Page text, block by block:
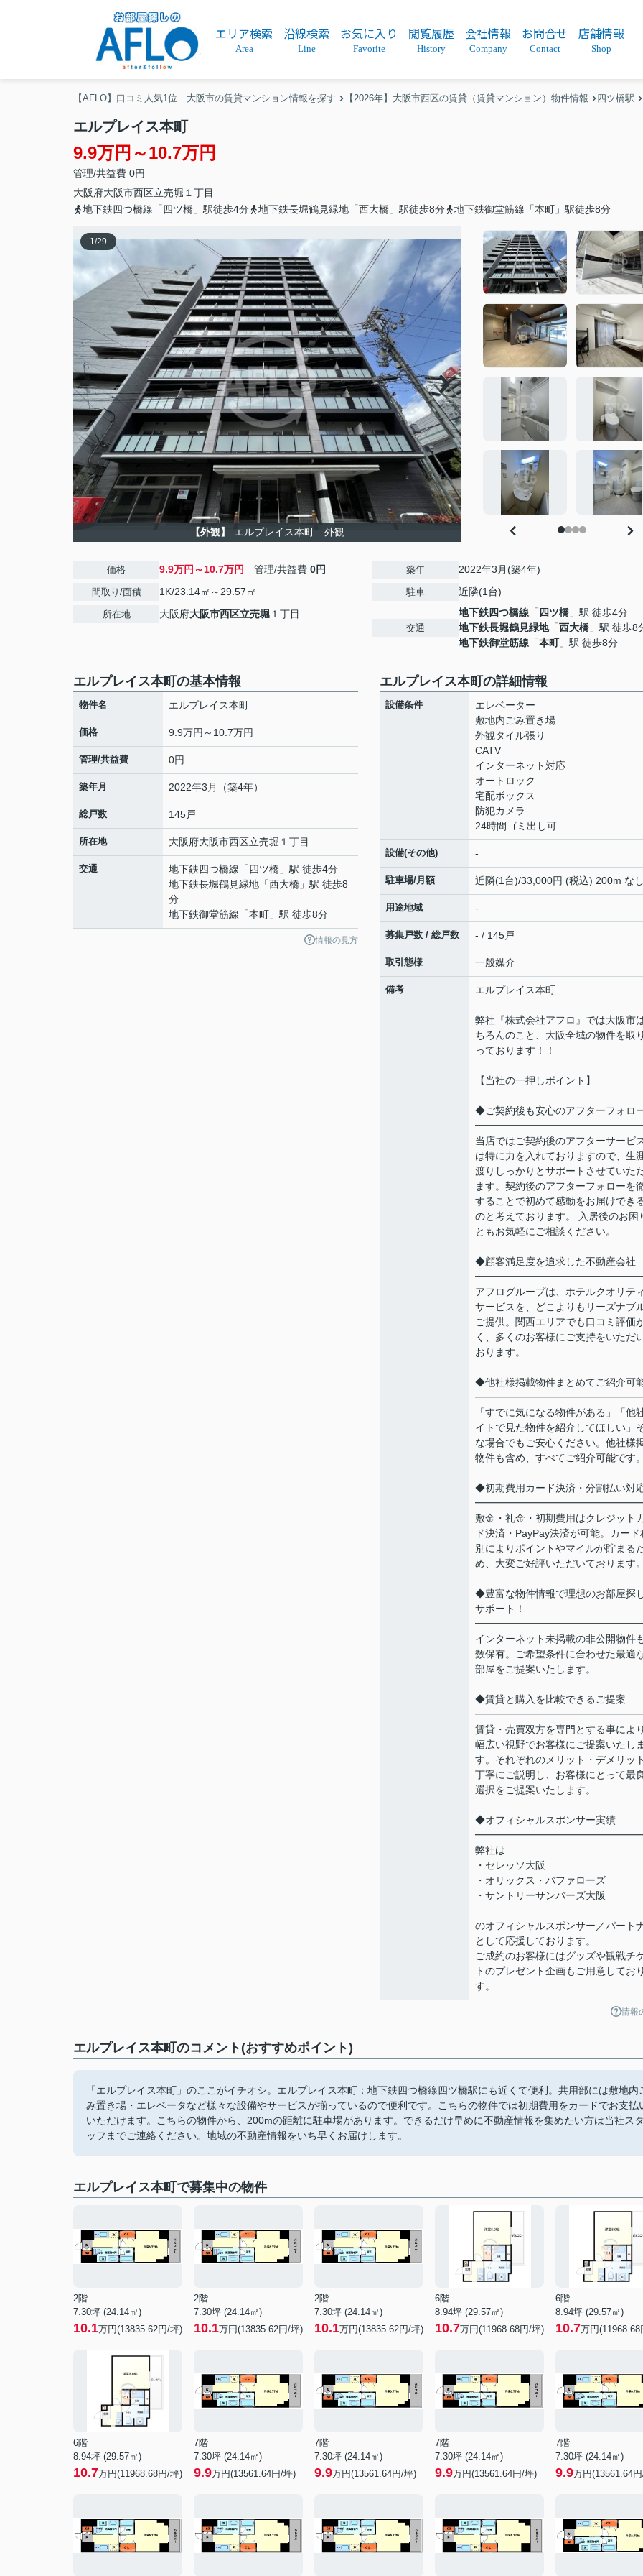
エリア検索
Area
沿線検索
Line
お気に入り
Favorite
閲覧履歴
History
会社情報
Company
お問合せ
Contact
店舗情報
Shop
【AFLO】口コミ人気1位｜大阪市の賃貸マンション情報を探す 【2026年】大阪市西区の賃貸（賃貸マンション）物件情報 四ツ橋駅
エルプレイス本町
9.9万円～10.7万円
管理/共益費 0円
大阪府大阪市西区立売堀 １丁目
地下鉄四つ橋線「四ツ橋」駅徒歩4分
地下鉄長堀鶴見緑地「西大橋」駅徒歩8分 地下鉄御堂筋線「本町」駅徒歩8分
1/29
【外観】 エルプレイス本町 外観
価格 9.9万円～10.7万円 管理/共益費 0円
間取り/面積 1K/23.14㎡～29.57㎡
所在地 大阪府大阪市西区立売堀 １丁目
築年 2022年3月(築4年)
駐車 近隣(1台)
交通
地下鉄四つ橋線 「 四ツ橋 」駅 徒歩4分
地下鉄長堀鶴見緑地「西大橋 」駅 徒歩8
地下鉄御堂筋線 「本町」駅 徒歩8分
エルプレイス本町の基本情報
物件名 エルプレイス本町
価格 9.9万円～10.7万円
管理/共益費 0円
築年月 2022年3月（築4年）
総戸数 145戸
所在地 大阪府大阪市西区立売堀 １丁目
交通 地下鉄四つ橋線 「四ツ橋 」駅 徒歩4分
地下鉄長堀鶴見緑地 「西大橋 」駅 徒歩8
分
地下鉄御堂筋線 「本町 」駅 徒歩8分
情報の見方
エルプレイス本町の詳細情報
設備条件
エレベーター
敷地内ごみ置き場
外観タイル張り
CATV
インターネット対応
オートロック
宅配ボックス
防犯カメラ
24時間ゴミ出し可
設備(その他) -
駐車場/月額 近隣(1台)/33,000円 (税込) 200m な
用途地域 -
募集戸数 / 総戸数 - / 145戸
取引態様 一般媒介
備考 エルプレイス本町
弊社『株式会社アフロ』では大阪市
ちろんのこと、大阪全域の物件を取
っております！！
【当社の一押しポイント】
◆ご契約後も安心のアフターフォロ
当店ではご契約後のアフターサービ
は特に力を入れておりますので、生
渡りしっかりとサポートさせていた
ます。契約後のアフターフォローを
することで初めて感動をお届けでき
のと考えております。 入居後のお困
ともお気軽にご相談ください。
◆顧客満足度を追求した不動産会社
アフログループは、ホテルクオリテ
サービスを、どこよりもリーズナブ
ご提供。関西エリアでも口コミ評価
く、多くのお客様にご支持をいただ
おります。
◆他社様掲載物件まとめてご紹介可
「すでに気になる物件がある」「他
イトで見た物件を紹介してほしい」
な場合でもご安心ください。他社様
物件も含め、すべてご紹介可能です
◆初期費用カード決済・分割払い対
敷金・礼金・初期費用はクレジット
ド決済・PayPay決済が可能。カード
別によりポイントやマイルが貯まる
め、大変ご好評いただいております
◆豊富な物件情報で理想のお部屋探
サポート！
インターネット未掲載の非公開物件
数保有。ご希望条件に合わせた最適
部屋をご提案いたします。
◆賃貸と購入を比較できるご提案
賃貸・売買双方を専門とする事によ
幅広い視野でお客様にご提案いたし
す。それぞれのメリット・デメリッ
丁寧にご説明し、お客様にとって最
選択をご提案いたします。
◆オフィシャルスポンサー実績
弊社は
・セレッソ大阪
・オリックス・バファローズ
・サントリーサンバーズ大阪
のオフィシャルスポンサー／パート
として応援しております。
ご成約のお客様にはグッズや観戦チ
トのプレゼント企画もご用意してお
す。
情報
エルプレイス本町のコメント(おすすめポイント)
「エルプレイス本町」のここがイチオシ。エルプレイス本町：地下鉄四つ橋線四ツ橋駅にも近くて便利。共用部には敷地内
み置き場・エレベータなど様々な設備やサービスが揃っているので便利です。こちらの物件では初期費用をカードでお支払
いただけます。こちらの物件から、200mの距離に駐車場があります。できるだけ早めに不動産情報を集めたい方は当社ス
ッフまでご連絡ください。地域の不動産情報をいち早くお届けします。
エルプレイス本町で募集中の物件
2階
7.30坪 (24.14㎡)
10.1万円(13835.62円/坪)
2階
7.30坪 (24.14㎡)
10.1万円(13835.62円/坪)
2階
7.30坪 (24.14㎡)
10.1万円(13835.62円/坪)
6階
8.94坪 (29.57㎡)
10.7万円(11968.68円/坪)
6階
8.94坪 (29.57㎡)
10.7万円(11968.68
6階
8.94坪 (29.57㎡)
10.7万円(11968.68円/坪)
7階
7.30坪 (24.14㎡)
9.9万円(13561.64円/坪)
7階
7.30坪 (24.14㎡)
9.9万円(13561.64円/坪)
7階
7.30坪 (24.14㎡)
9.9万円(13561.64円/坪)
7階
7.30坪 (24.14㎡)
9.9万円(13561.64